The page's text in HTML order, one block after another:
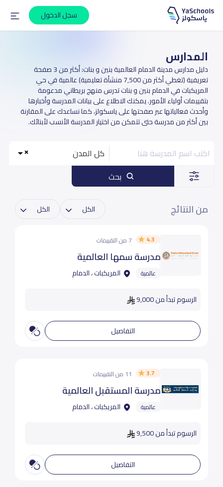
سجل الدخول
المدارس
دليل مدارس مدينة الدمام العالمية بنين و بنات: أكثر من 3 صفحة
تعريفية (تغطي أكثر من 7,500 منشأة تعليمية) عالمية في حي
المريكبات في الدمام بنين و بنات تدرس منهج بريطاني مدعومة
بتقييمات أولياء الأمور. يمكنك الاطلاع على بيانات المدرسة وأخبارها
وأحدث فعالياتها عبر صفحتها على ياسكولز، كما نساعدك على المقارنة
بين أكثر من مدرسة حتى تتمكن من اختيار المدرسة الأنسب لأبنائك.
كل المدن
من النتائج
4.3 7 من التقييمات
مدرسة سمها العالمية
عالمية المريكبات ، الدمام
الرسوم تبدأ من 9,000
التفاصيل
3.7 11 من التقييمات
مدرسة المستقبل العالمية
عالمية المريكبات ، الدمام
الرسوم تبدأ من 9,500
التفاصيل